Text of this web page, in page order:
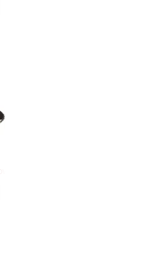
черные